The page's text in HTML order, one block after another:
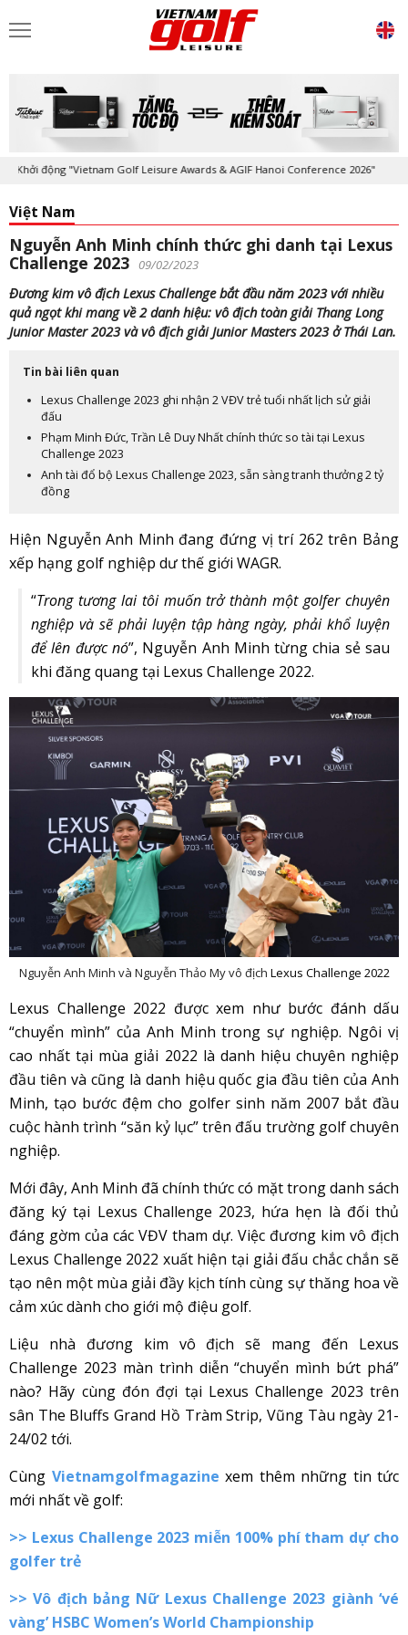
động "Vietnam Golf Leisure Awards & AGIF Hanoi Conference 2026"
Việt Nam
Nguyễn Anh Minh chính thức ghi danh tại Lexus
Challenge 2023 09/02/2023
Đương kim vô địch Lexus Challenge bắt đầu năm 2023 với nhiều
quả ngọt khi mang về 2 danh hiệu: vô địch toàn giải Thang Long
Junior Master 2023 và vô địch giải Junior Masters 2023 ở Thái Lan.
Tin bài liên quan
Lexus Challenge 2023 ghi nhận 2 VĐV trẻ tuổi nhất lịch sử giải
đấu
Phạm Minh Đức, Trần Lê Duy Nhất chính thức so tài tại Lexus
Challenge 2023
Anh tài đổ bộ Lexus Challenge 2023, sẵn sàng tranh thưởng 2 tỷ
đồng
Hiện Nguyễn Anh Minh đang đứng vị trí 262 trên Bảng
xếp hạng golf nghiệp dư thế giới WAGR.
“Trong tương lai tôi muốn trở thành một golfer chuyên
nghiệp và sẽ phải luyện tập hàng ngày, phải khổ luyện
để lên được nó”, Nguyễn Anh Minh từng chia sẻ sau
khi đăng quang tại Lexus Challenge 2022.
Nguyễn Anh Minh và Nguyễn Thảo My vô địch Lexus Challenge 2022
Lexus Challenge 2022 được xem như bước đánh dấu
“chuyển mình” của Anh Minh trong sự nghiệp. Ngôi vị
cao nhất tại mùa giải 2022 là danh hiệu chuyên nghiệp
đầu tiên và cũng là danh hiệu quốc gia đầu tiên của Anh
Minh, tạo bước đệm cho golfer sinh năm 2007 bắt đầu
cuộc hành trình “săn kỷ lục” trên đấu trường golf chuyên
nghiệp.
Mới đây, Anh Minh đã chính thức có mặt trong danh sách
đăng ký tại Lexus Challenge 2023, hứa hẹn là đối thủ
đáng gờm của các VĐV tham dự. Việc đương kim vô địch
Lexus Challenge 2022 xuất hiện tại giải đấu chắc chắn sẽ
tạo nên một mùa giải đầy kịch tính cùng sự thăng hoa về
cảm xúc dành cho giới mộ điệu golf.
Liệu nhà đương kim vô địch sẽ mang đến Lexus
Challenge 2023 màn trình diễn “chuyển mình bứt phá”
nào? Hãy cùng đón đợi tại Lexus Challenge 2023 trên
sân The Bluffs Grand Hồ Tràm Strip, Vũng Tàu ngày 21-
24/02 tới.
Cùng Vietnamgolfmagazine xem thêm những tin tức
mới nhất về golf:
>> Lexus Challenge 2023 miễn 100% phí tham dự cho
golfer trẻ
>>Vô địch bảng Nữ Lexus Challenge 2023 giành ‘vé
vàng’ HSBC Women’s World Championship